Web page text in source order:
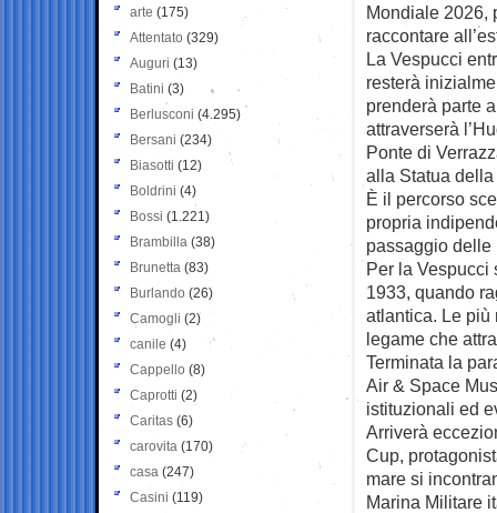
Mondiale 2026,
raccontare
La Vespucci
resterà
prenderà parte
attraverserà
Ponte di
alla Statua
È il percorso
propria
passaggio delle
Per la Vespucci
1933, quando
atlantica. Le più
legame che
Terminata la
Air & Space
istituzionali ed
Arriverà
Cup,
mare si
Marina Militare
arte (175)
Attentato (329)
Auguri (13)
Batini (3)
Berlusconi (4.295)
Bersani (234)
Biasotti (12)
Boldrini (4)
Bossi (1.221)
Brambilla (38)
Brunetta (83)
Burlando (26)
Camogli (2)
canile (4)
Cappello (8)
Caprotti (2)
Caritas (6)
carovita (170)
casa (247)
Casini (119)